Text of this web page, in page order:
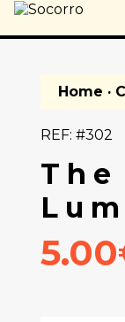
Home ·
REF: #302